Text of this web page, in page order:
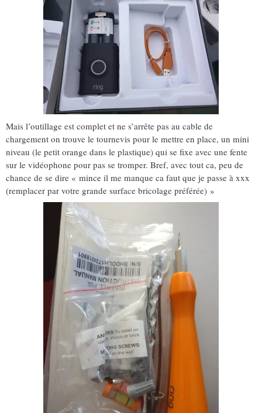
Mais l’outillage est complet et ne s’arrête pas au cable de
chargement on trouve le tournevis pour le mettre en place, un mini
niveau (le petit orange dans le plastique) qui se fixe avec une fente
sur le vidéophone pour pas se tromper. Bref, avec tout ca, peu de
chance de se dire « mince il me manque ca faut que je passe à xxx
(remplacer par votre grande surface bricolage préférée) »